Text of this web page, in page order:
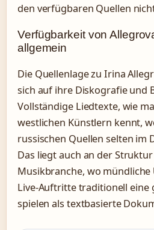
den verfügbaren Quellen
Verfügbarkeit von
allgemein
Die Quellenlage zu Irina
sich auf ihre Diskografie und
Vollständige Liedtexte, wie
westlichen Künstlern kennt,
russischen Quellen selten im
Das liegt auch an der
Musikbranche, wo
Live-Auftritte traditionell eine
spielen als textbasierte